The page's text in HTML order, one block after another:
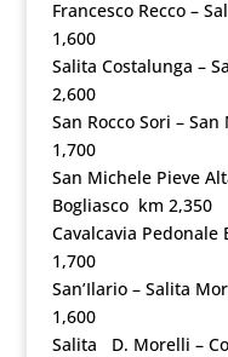
Francesco
1,600
Salita
2,600
San Rocco Sori
1,700
San Michele Pieve
Bogliasco km 2,350
Cavalcavia
1,700
San’Ilario
1,600
Salita D.